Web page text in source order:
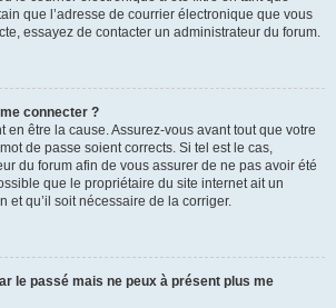
que l’adresse de courrier électronique que vous
essayez de contacter un administrateur du forum.
connecter ?
en être la cause. Assurez-vous avant tout que votre
de passe soient corrects. Si tel est le cas,
du forum afin de vous assurer de ne pas avoir été
que le propriétaire du site internet ait un
et qu’il soit nécessaire de la corriger.
le passé mais ne peux à présent plus me